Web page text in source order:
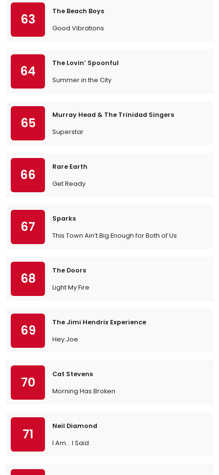
63
The Beach Boys
Good Vibrations
64
The Lovin’ Spoonful
Summer in the City
65
Murray Head & The Trinidad Singers
Superstar
66
Rare Earth
Get Ready
67
Sparks
This Town Ain’t Big Enough for Both of Us
68
The Doors
Light My Fire
69
The Jimi Hendrix Experience
Hey Joe
70
Cat Stevens
Morning Has Broken
71
Neil Diamond
I Am… I Said